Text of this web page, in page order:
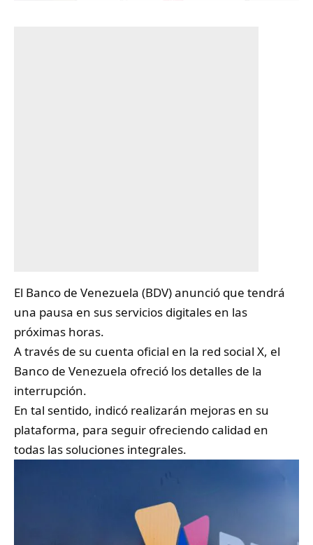
El Banco de Venezuela (BDV) anunció que tendrá
una pausa en sus servicios digitales en las
próximas horas.
A través de su cuenta oficial en la red social X, el
Banco de Venezuela ofreció los detalles de la
interrupción.
En tal sentido, indicó realizarán mejoras en su
plataforma, para seguir ofreciendo calidad en
todas las soluciones integrales.